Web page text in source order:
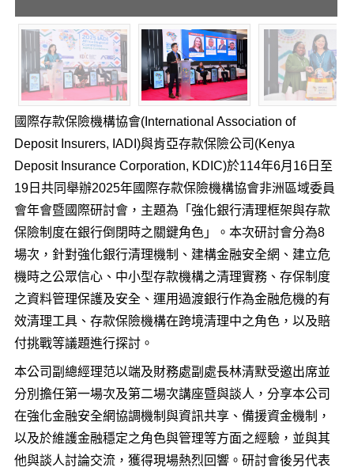
國際存款保險機構協會(International Association of
Deposit Insurers, IADI)與肯亞存款保險公司(Kenya
Deposit Insurance Corporation, KDIC)於114年6月16日至
19日共同舉辦2025年國際存款保險機構協會非洲區域委員
會年會暨國際研討會，主題為「強化銀行清理框架與存款
保險制度在銀行倒閉時之關鍵角色」。本次研討會分為8
場次，針對強化銀行清理機制、建構金融安全網、建立危
機時之公眾信心、中小型存款機構之清理實務、存保制度
之資料管理保護及安全、運用過渡銀行作為金融危機的有
效清理工具、存款保險機構在跨境清理中之角色，以及賠
付挑戰等議題進行探討。
本公司副總經理范以端及財務處副處長林清默受邀出席並
分別擔任第一場次及第二場次講座暨與談人，分享本公司
在強化金融安全網協調機制與資訊共享、備援資金機制，
以及於維護金融穩定之角色與管理等方面之經驗，並與其
他與談人討論交流，獲得現場熱烈回響。研討會後另代表